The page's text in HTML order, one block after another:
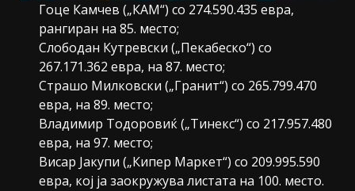
Гоце Камчев („КАМ“) со 274.590.435 евра,
рангиран на 85. место;
Слободан Кутревски („Пекабеско“) со
267.171.362 евра, на 87. место;
Страшо Милковски („Гранит“) со 265.799.470
евра, на 89. место;
Владимир Тодоровиќ („Тинекс“) со 217.957.480
евра, на 97. место;
Висар Јакупи („Кипер Маркет“) со 209.995.590
евра, кој ја заокружува листата на 100. место.